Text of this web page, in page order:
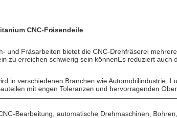
CNC-Fräsendeile
und Fräsarbeiten bietet die CNC-Drehfräserei
zu erreichen schwierig sein könnenEs reduziert
in verschiedenen Branchen wie Automobilindustrie,
mit engen Toleranzen und hervorragenden
Bearbeitung, automatische Drehmaschinen,